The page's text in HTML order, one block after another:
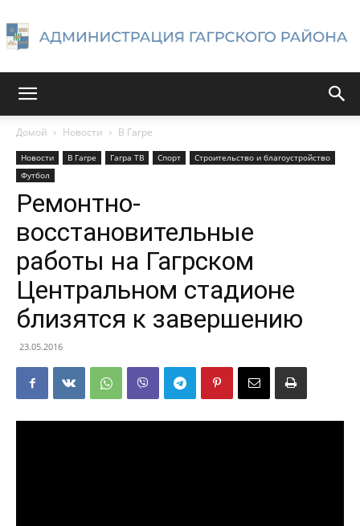
Гагрского
района
Домой Новости В Гагре
Новости В Гагре Гагра ТВ Спорт
Строительство и благоустройство
Футбол
Ремонтно-
восстановительные
работы на Гагрском
Центральном стадионе
близятся к завершению
23.05.2016